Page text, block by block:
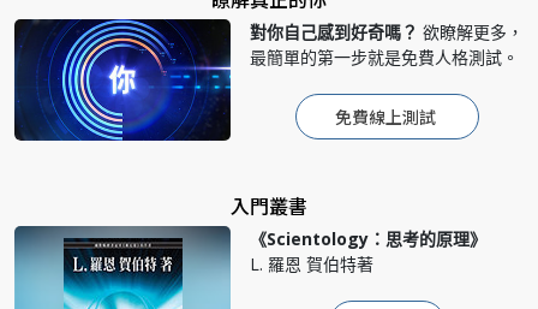
對你自己感到好奇嗎？ 欲瞭解更多，
最簡單的第一步就是免費人格測試。
免費線上測試
入門叢書
《Scientology：思考的原理》
L. 羅恩 賀伯特著